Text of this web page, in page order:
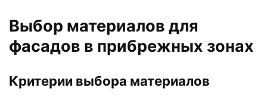
Выбор материалов для
фасадов в прибрежных зонах
Критерии выбора материалов